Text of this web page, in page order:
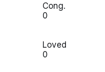
Cong.
0
Loved
0